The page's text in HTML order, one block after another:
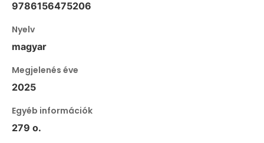
9786156475206
Nyelv
magyar
Megjelenés éve
2025
Egyéb információk
279 o.